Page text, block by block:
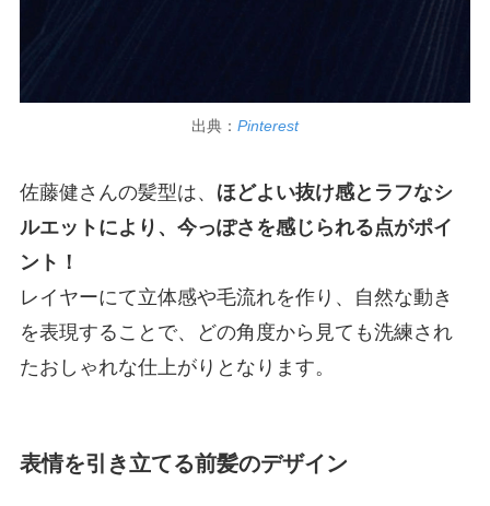
出典： Pinterest
佐藤健さんの髪型は、 ほどよい抜け感とラフなシ
ルエットにより、今っぽさを感じられる点がポイ
ント！
レイヤーにて立体感や毛流れを作り、自然な動き
を表現することで、どの角度から見ても洗練され
たおしゃれな仕上がりとなります。
表情を引き立てる前髪のデザイン